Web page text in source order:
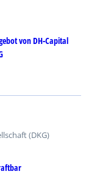
von DH-Capital
(DKG)